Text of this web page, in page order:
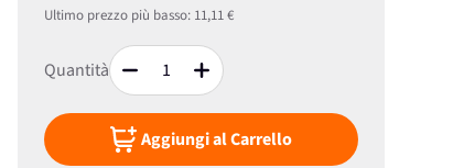
Ultimo prezzo più basso: 11,11 €
Quantità
Aggiungi al Carrello